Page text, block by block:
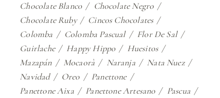
Chocolate Blanco
Chocolate Negro
Chocolate Ruby
Cincos Chocolates
Colomba
Colomba Pascual
Flor De Sal
Guirlache
Happy Hippo
Huesitos
Mazapán
Mocaorà Naranja
Nata Nuez
Navidad
Oreo
Panettone
Panettone Aixa
Panettone Artesano
Pascua